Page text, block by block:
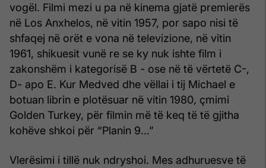
vogël. Filmi mezi u pa në kinema gjatë premierës
në Los Anxhelos, në vitin 1957, por sapo nisi të
shfaqej në orët e vona në televizione, në vitin
1961, shikuesit vunë re se ky nuk ishte film i
zakonshëm i kategorisë B - ose në të vërtetë C-,
D- apo E. Kur Medved dhe vëllai i tij Michael e
botuan librin e plotësuar në vitin 1980, çmimi
Golden Turkey, për filmin më të keq të të gjitha
kohëve shkoi për “Planin 9...”
Vlerësimi i tillë nuk ndryshoi. Mes adhuruesve të